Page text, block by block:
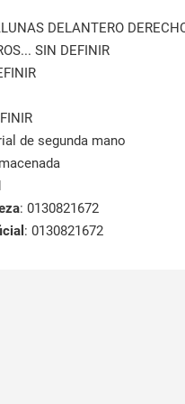
DELANTERO
SIN DEFINIR
de segunda mano
: 0130821672
: 0130821672